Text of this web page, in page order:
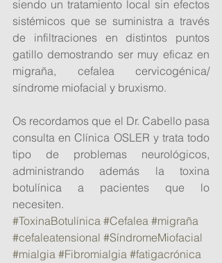
siendo un tratamiento local sin efectos
sistémicos que se suministra a través
de infiltraciones en distintos puntos
gatillo demostrando ser muy eficaz en
migraña, cefalea cervicogénica/
síndrome miofacial y bruxismo.
Os recordamos que el Dr. Cabello pasa
consulta en Clínica OSLER y trata todo
tipo de problemas neurológicos,
administrando además la toxina
botulínica a pacientes que lo
necesiten.
#ToxinaBotulínica #Cefalea #migraña
#cefaleatensional #SíndromeMiofacial
#mialgia #Fibromialgia #fatigacrónica